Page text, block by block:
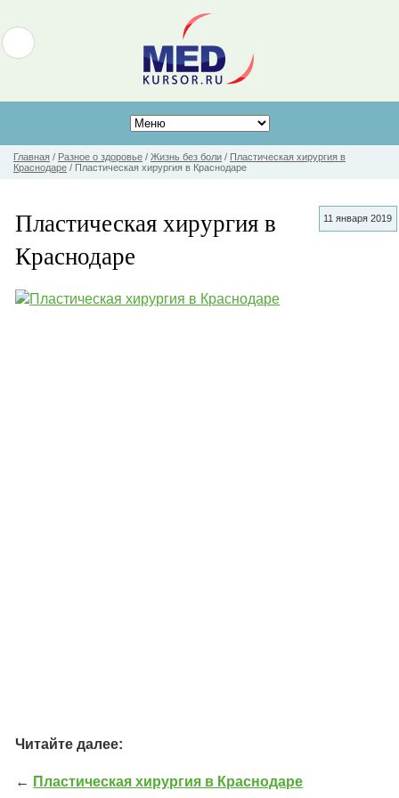
Главная / Разное о здоровье / Жизнь без боли / Пластическая хирургия в
Краснодаре / Пластическая хирургия в Краснодаре
11 января 2019
Пластическая хирургия в
Краснодаре
Читайте далее:
← Пластическая хирургия в Краснодаре